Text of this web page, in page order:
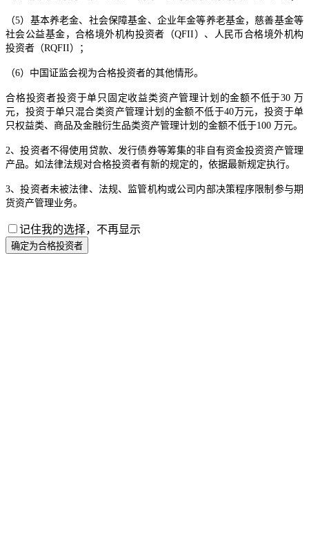
（5）基本养老金、社会保障基金、企业年金等养老基金，慈善基金等
社会公益基金，合格境外机构投资者（QFII）、人民币合格境外机构
投资者（RQFII）；
（6）中国证监会视为合格投资者的其他情形。
合格投资者投资于单只固定收益类资产管理计划的金额不低于30 万
元，投资于单只混合类资产管理计划的金额不低于40万元，投资于单
只权益类、商品及金融衍生品类资产管理计划的金额不低于100 万元。
2、投资者不得使用贷款、发行债券等筹集的非自有资金投资资产管理
产品。如法律法规对合格投资者有新的规定的，依据最新规定执行。
3、投资者未被法律、法规、监管机构或公司内部决策程序限制参与期
货资产管理业务。
记住我的选择，不再显示
确定为合格投资者